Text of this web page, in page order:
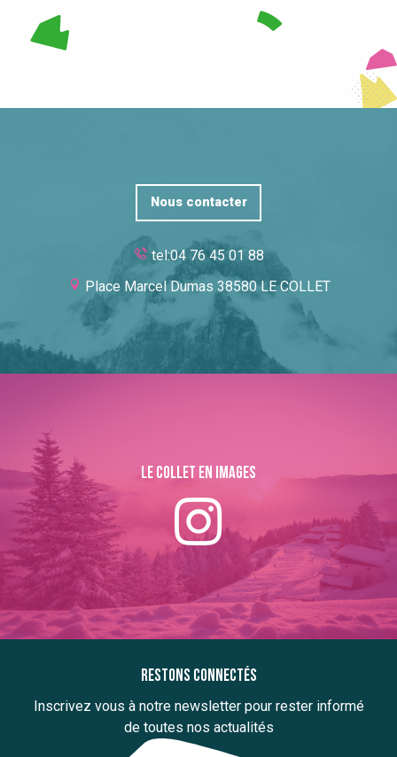
Nous contacter
tel:04 76 45 01 88
Place Marcel Dumas 38580 LE COLLET
Le collet en images
Restons connectés
Inscrivez vous à notre newsletter pour rester informé
de toutes nos actualités